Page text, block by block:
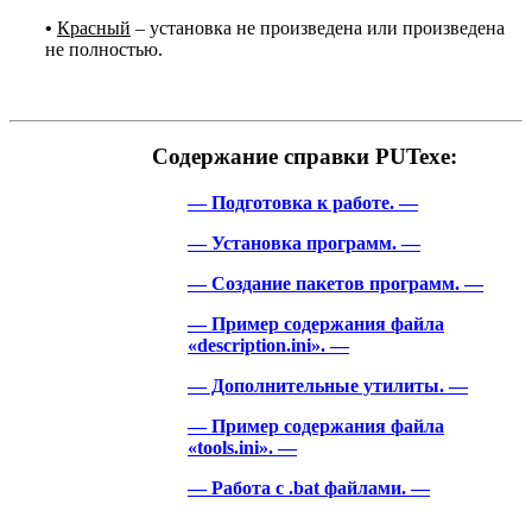
• Красный – установка не произведена или произведена
не полностью.
Содержание справки PUTexe:
— Подготовка к работе. —
— Установка программ. —
— Создание пакетов программ. —
— Пример содержания файла
«description.ini». —
— Дополнительные утилиты. —
— Пример содержания файла
«tools.ini». —
— Работа с .bat файлами. —